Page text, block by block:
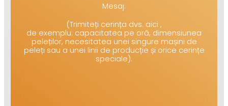
Mesaj:
(Trimiteți cerința dvs. aici ,
de exemplu: capacitatea pe oră, dimensiunea
peleților, necesitatea unei singure mașini de
peleți sau a unei linii de producție și orice cerințe
speciale).